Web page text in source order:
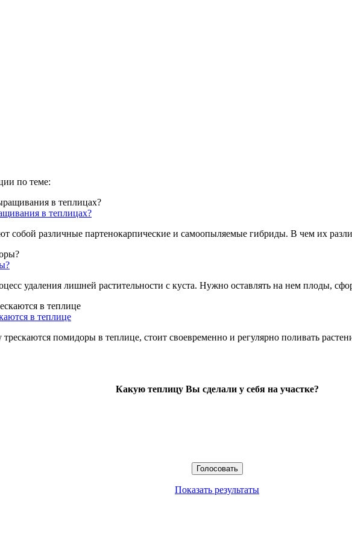
по теме:
в теплицах?
собой различные партенокарпические и самоопыляемые гибриды. В чем их
удаления лишней растительности с куста. Нужно оставлять на нем плоды,
в теплице
помидоры в теплице, стоит своевременно и регулярно поливать
Какую теплицу Вы сделали у себя на участке?
Показать результаты